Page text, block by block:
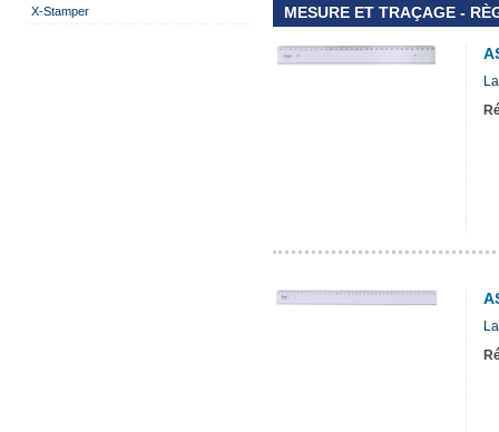
X-Stamper
MESURE ET TRAÇAGE -